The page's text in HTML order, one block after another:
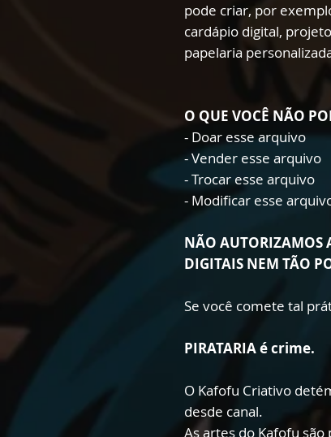
pode criar, por
cardápio digital,
papelaria
O QUE VOCÊ NÃO
- Doar esse arquivo
- Vender esse arquivo
- Trocar esse arquivo
- Modificar esse
NÃO AUTORIZAMOS
DIGITAIS NEM TÃO
Se você comete tal
PIRATARIA é crime.
O Kafofu Criativo
desde canal.
As artes do Kafofu